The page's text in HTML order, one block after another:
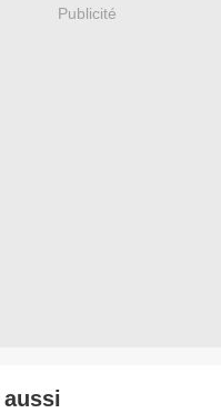
Publicité
aussi